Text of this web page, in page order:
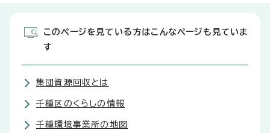
このページを見ている方はこんなページも見ていま
す
集団資源回収とは
千種区のくらしの情報
千種環境事業所の地図